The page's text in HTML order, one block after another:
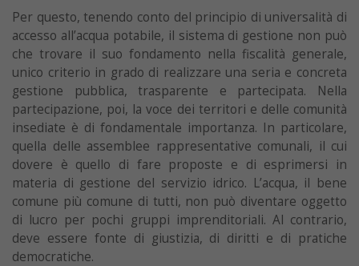
Per questo, tenendo conto del principio di universalità di
accesso all’acqua potabile, il sistema di gestione non può
che trovare il suo fondamento nella fiscalità generale,
unico criterio in grado di realizzare una seria e concreta
gestione pubblica, trasparente e partecipata. Nella
partecipazione, poi, la voce dei territori e delle comunità
insediate è di fondamentale importanza. In particolare,
quella delle assemblee rappresentative comunali, il cui
dovere è quello di fare proposte e di esprimersi in
materia di gestione del servizio idrico. L’acqua, il bene
comune più comune di tutti, non può diventare oggetto
di lucro per pochi gruppi imprenditoriali. Al contrario,
deve essere fonte di giustizia, di diritti e di pratiche
democratiche.